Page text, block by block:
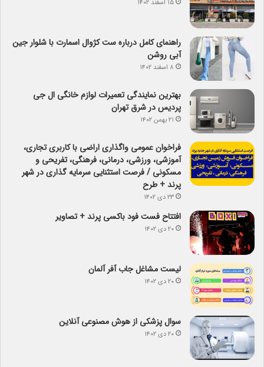
۱۵ اسفند ۱۴۰۲
راهنمای کامل درباره ست کژوال اسمارت با شلوار جین
آبی روشن
۸ اسفند ۱۴۰۲
بهترین نمایندگی تعمیرات لوازم خانگی ال جی
پردیس در شرق تهران
۲۱ بهمن ۱۴۰۲
فراخوان عمومی واگذاری اراضی با کاربری تجاری،
آموزشی، ورزشی، درمانی، فرهنگی، تفریحی و
مسکونی / فرصت استثنایی سرمایه گذاری در شهر
پرند + طرح
۲۳ دی ۱۴۰۲
افتتاح فست فود باکسی پرند + تصاویر
۲۰ دی ۱۴۰۲
لیست مشاغل جاب آفر آلمان
۲۰ دی ۱۴۰۲
سوال پزشکی از هوش مصنوعی آنلاین
۲۰ دی ۱۴۰۲